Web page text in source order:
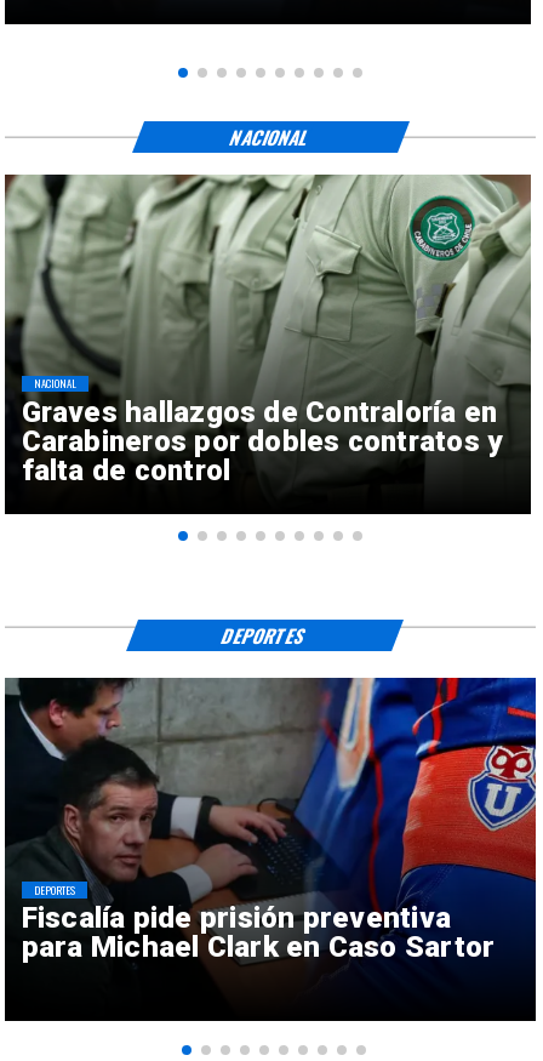
Graves hallazgos de Contraloría en
Carabineros por dobles contratos y
falta de control
NACIONAL
NACIONAL
Fiscalía pide prisión preventiva
para Michael Clark en Caso Sartor
DEPORTES
DEPORTES